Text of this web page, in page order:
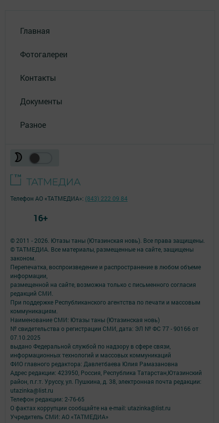
Главная
Фотогалереи
Контакты
Документы
Разное
© 2011 - 2026. Ютазы таны (Ютазинская новь). Все права защищены.
© ТАТМЕДИА. Все материалы, размещенные на сайте, защищены
законом.
Перепечатка, воспроизведение и распространение в любом объеме
информации,
размещенной на сайте, возможна только с письменного согласия
редакций СМИ.
При поддержке Республиканского агентства по печати и массовым
коммуникациям.
Наименование СМИ: Ютазы таны (Ютазинская новь)
№ свидетельства о регистрации СМИ, дата: ЭЛ № ФС 77 - 90166 от
07.10.2025
выдано Федеральной службой по надзору в сфере связи,
информационных технологий и массовых коммуникаций
ФИО главного редактора: Давлетбаева Юлия Рамазановна
Адрес редакции: 423950, Россия, Республика Татарстан,Ютазинский
район, п.г.т. Уруссу, ул. Пушкина, д. 38, электронная почта редакции:
utazinka@list.ru
Телефон редакции: 2-76-65
О фактах коррупции сообщайте на e-mail: utazinka@list.ru
Учредитель СМИ: АО «ТАТМЕДИА»
Телефон АО «ТАТМЕДИА»: (843) 222 09 84
16+